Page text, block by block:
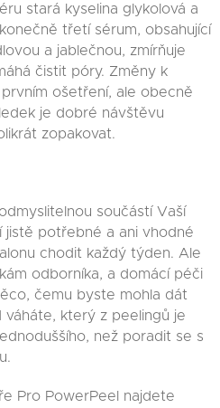
stará kyselina glykolová a
třetí sérum, obsahující
a jablečnou, zmírňuje
čistit póry. Změny k
ošetření, ale obecně
je dobré návštěvu
zopakovat.
součástí Vaší
jistě potřebné a ani vhodné
chodit každý týden. Ale
odborníka, a domácí péči
čemu byste mohla dát
váháte, který z peelingů je
než poradit se s
Pro PowerPeel najdete